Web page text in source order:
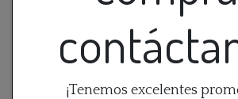
¡Tenemos excelentes